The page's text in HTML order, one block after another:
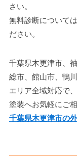
さい。
無料診断については
ださい。
千葉県木更津市、
総市、館山市、鴨
エリア全域対応で
塗装へお気軽にご相
千葉県木更津市の